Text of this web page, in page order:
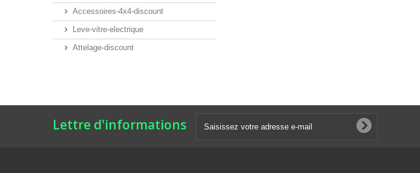
Accessoires-4x4-discount
Leve-vitre-electrique
Attelage-discount
Lettre d'informations